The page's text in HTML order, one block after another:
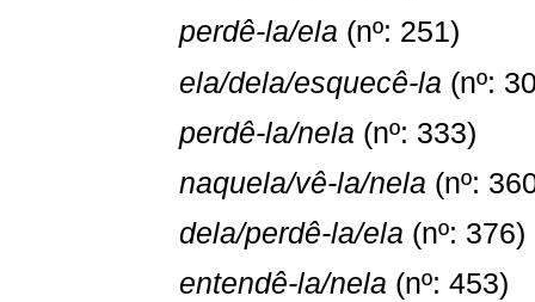
perdê-la/ela (nº: 251)
ela/dela/esquecê-la (nº:
perdê-la/nela (nº: 333)
naquela/vê-la/nela (nº:
dela/perdê-la/ela (nº: 376)
entendê-la/nela (nº: 453)